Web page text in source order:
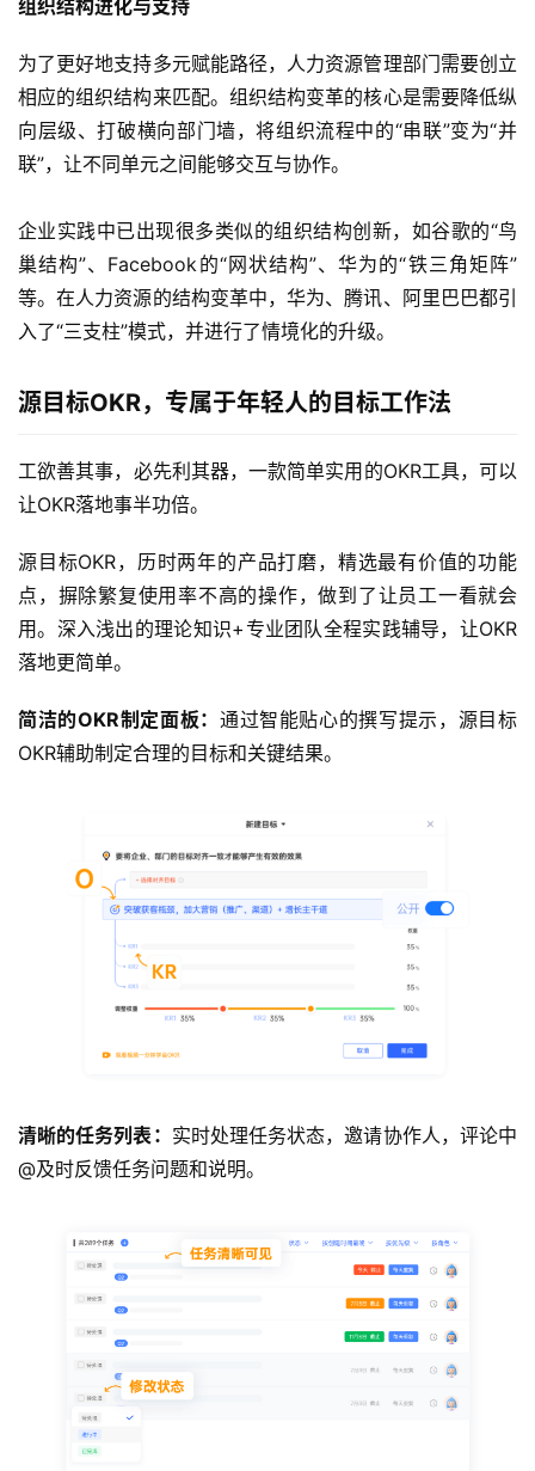
组织结构进化与支持
为了更好地支持多元赋能路径，人力资源管理部门需要创立
相应的组织结构来匹配。组织结构变革的核心是需要降低纵
向层级、打破横向部门墙，将组织流程中的“串联”变为“并
联”，让不同单元之间能够交互与协作。
企业实践中已出现很多类似的组织结构创新，如谷歌的“鸟
巢结构”、Facebook的“网状结构”、华为的“铁三角矩阵”
等。在人力资源的结构变革中，华为、腾讯、阿里巴巴都引
入了“三支柱”模式，并进行了情境化的升级。
源目标OKR，专属于年轻人的目标工作法
工欲善其事，必先利其器，一款简单实用的OKR工具，可以
让OKR落地事半功倍。
源目标OKR，历时两年的产品打磨，精选最有价值的功能
点，摒除繁复使用率不高的操作，做到了让员工一看就会
用。深入浅出的理论知识+专业团队全程实践辅导，让OKR
落地更简单。
简洁的OKR制定面板： 通过智能贴心的撰写提示，源目标
OKR辅助制定合理的目标和关键结果。
清晰的任务列表： 实时处理任务状态，邀请协作人，评论中
@及时反馈任务问题和说明。